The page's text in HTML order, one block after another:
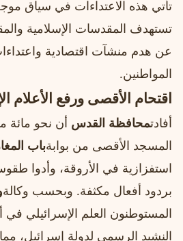
تأتي هذه الاعتداءات في سياق
تستهدف المقدسات الإسلامية
عن هدم منشآت اقتصادية
المواطنين.
اقتحام الأقصى ورفع الأعلام
أفادتمحافظة القدس أن نحو مائة
المسجد الأقصى من بوابةباب
استفزازية في الأروقة، وأدوا
بردود أفعال مكثفة. وبحسب وكالة
المستوطنون العلم الإسرائيلي
النشيد الرسمي لدولة إسرائيل، مما